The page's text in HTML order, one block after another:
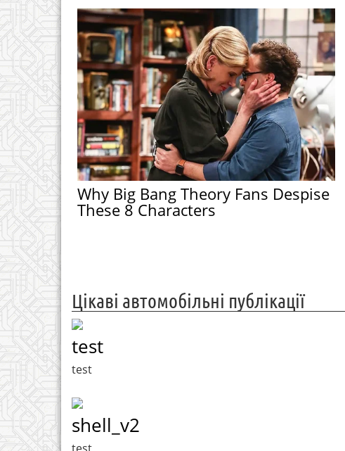
Why Big Bang Theory Fans Despise
These 8 Characters
Цікаві автомобільні публікації
test
test
shell_v2